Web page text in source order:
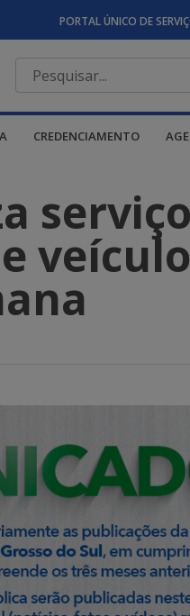
PORTAL ÚNICO DE
CREDENCIAMENTO